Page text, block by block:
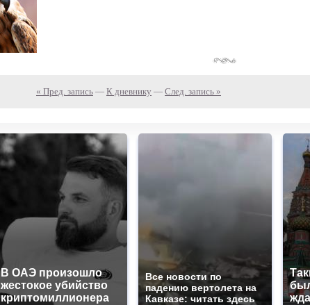
« Пред. запись — К дневнику — След. запись »
В ОАЭ произошло
жестокое убийство
криптомиллионера
Все новости по
падению вертолета на
Кавказе: читать здесь